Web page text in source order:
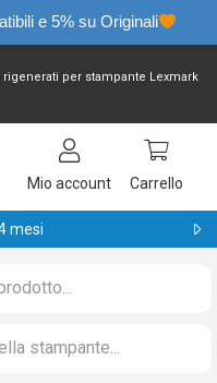
e 5% su Originali
per stampante Lexmark
Mio account Carrello
mesi